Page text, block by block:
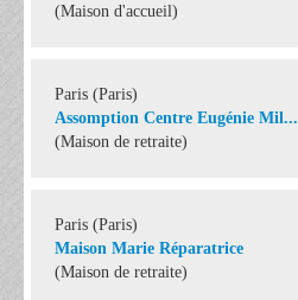
(Maison d'accueil)
Paris (Paris)
Assomption Centre Eugénie Mil...
(Maison de retraite)
Paris (Paris)
Maison Marie Réparatrice
(Maison de retraite)